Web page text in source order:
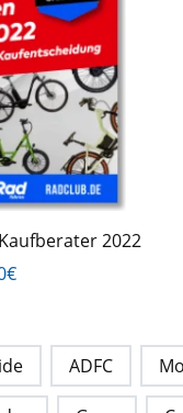
2022
ADFC